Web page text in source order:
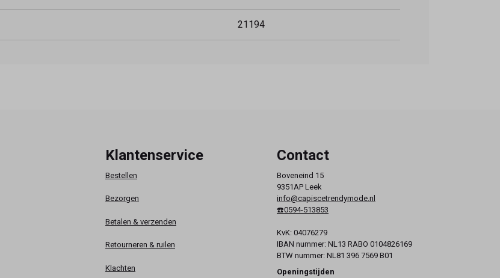
21194
Klantenservice
Bestellen
Bezorgen
Betalen & verzenden
Retourneren & ruilen
Klachten
Contact
Boveneind 15
9351AP Leek
info@capiscetrendymode.nl
☎️0594-513853
KvK: 04076279
IBAN nummer: NL13 RABO 0104826169
BTW nummer: NL81 396 7569 B01
Openingstijden